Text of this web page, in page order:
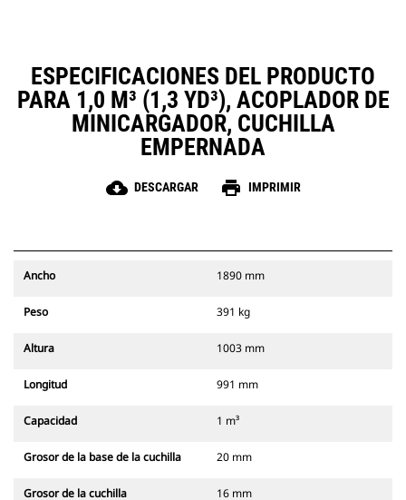
ESPECIFICACIONES DEL PRODUCTO
PARA 1,0 M³ (1,3 YD³), ACOPLADOR DE
MINICARGADOR, CUCHILLA
EMPERNADA
cloud_download DESCARGAR print IMPRIMIR
Ancho 1890 mm
Peso 391 kg
Altura 1003 mm
Longitud 991 mm
Capacidad 1 m³
Grosor de la base de la cuchilla 20 mm
Grosor de la cuchilla 16 mm